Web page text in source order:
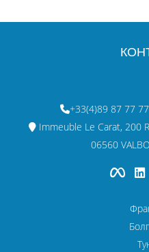
+33(4)89 87 77 77
Immeuble Le Carat, 200
06560